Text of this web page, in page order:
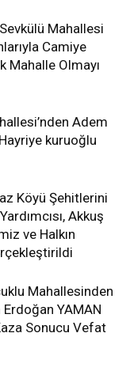
Mahallesi
Camiye
Mahalle Olmayı
Adem
kuruoğlu
Köyü Şehitlerini
Akkuş
ve Halkın
Mahallesinden
Erdoğan YAMAN
Sonucu Vefat